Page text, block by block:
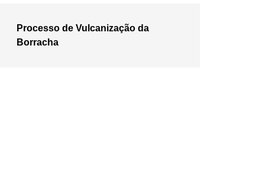
Processo de Vulcanização da
Borracha